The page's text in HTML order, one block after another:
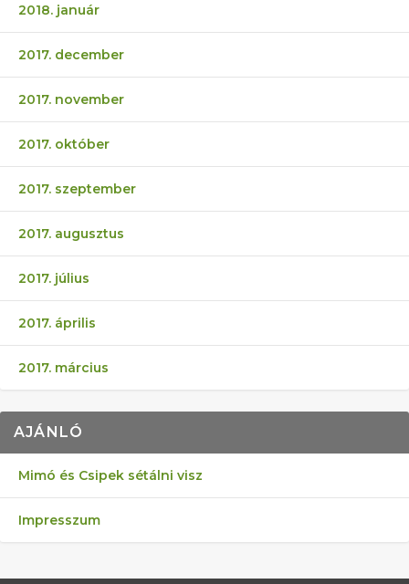
2018. január
2017. december
2017. november
2017. október
2017. szeptember
2017. augusztus
2017. július
2017. április
2017. március
AJÁNLÓ
Mimó és Csipek sétálni visz
Impresszum